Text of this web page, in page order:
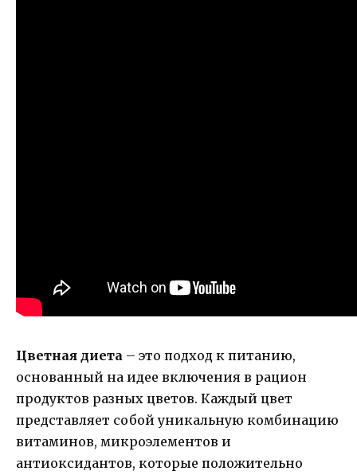
Цветная диета – это подход к питанию,
основанный на идее включения в рацион
продуктов разных цветов. Каждый цвет
представляет собой уникальную комбинацию
витаминов, микроэлементов и
антиоксидантов, которые положительно